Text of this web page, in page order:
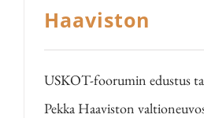
Haaviston
USKOT-foorumin edustus
Pekka Haaviston